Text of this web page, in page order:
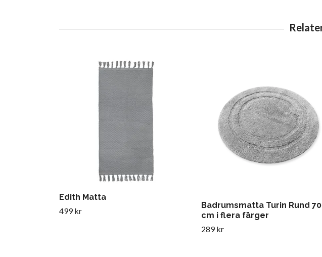
Edith Matta
499 kr
Badrumsmatta Turin Rund 70
cm i flera färger
289 kr